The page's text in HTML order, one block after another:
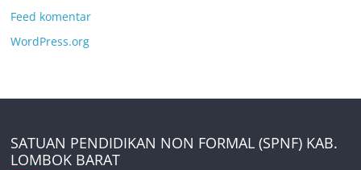
Feed komentar
WordPress.org
SATUAN PENDIDIKAN NON FORMAL (SPNF) KAB.
LOMBOK BARAT